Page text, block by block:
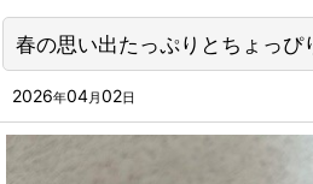
春の思い出たっぷりとちょっぴ
2026年04月02日